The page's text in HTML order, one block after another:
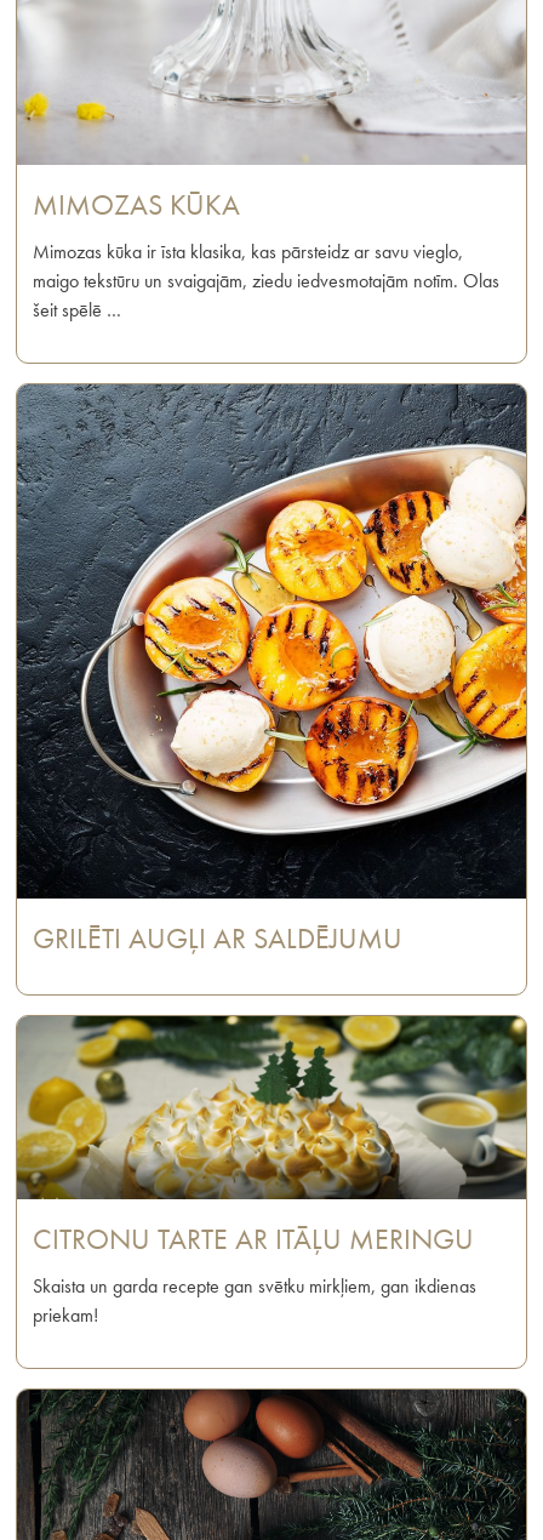
MIMOZAS KŪKA
Mimozas kūka ir īsta klasika, kas pārsteidz ar savu vieglo,
maigo tekstūru un svaigajām, ziedu iedvesmotajām notīm. Olas
šeit spēlē …
GRILĒTI AUGĻI AR SALDĒJUMU
CITRONU TARTE AR ITĀĻU MERINGU
Skaista un garda recepte gan svētku mirkļiem, gan ikdienas
priekam!